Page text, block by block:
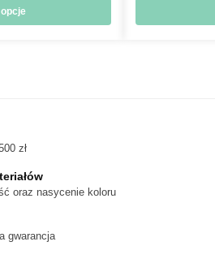
od
18 zł
zł
oraz nasycenie koloru
gwarancja